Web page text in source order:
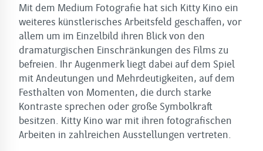
Mit dem Medium Fotografie hat sich Kitty Kino ein
weiteres künstlerisches Arbeitsfeld geschaffen, vor
allem um im Einzelbild ihren Blick von den
dramaturgischen Einschränkungen des Films zu
befreien. Ihr Augenmerk liegt dabei auf dem Spiel
mit Andeutungen und Mehrdeutigkeiten, auf dem
Festhalten von Momenten, die durch starke
Kontraste sprechen oder große Symbolkraft
besitzen. Kitty Kino war mit ihren fotografischen
Arbeiten in zahlreichen Ausstellungen vertreten.